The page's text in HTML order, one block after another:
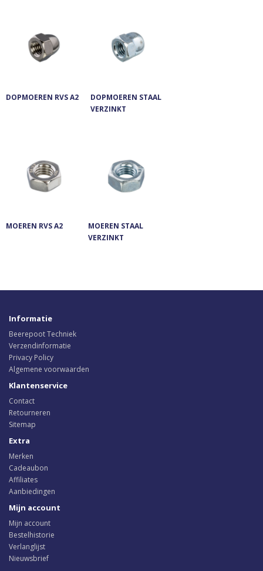
DOPMOEREN RVS A2
DOPMOEREN STAAL
VERZINKT
MOEREN RVS A2
MOEREN STAAL
VERZINKT
Informatie
Beerepoot Techniek
Verzendinformatie
Privacy Policy
Algemene voorwaarden
Klantenservice
Contact
Retourneren
Sitemap
Extra
Merken
Cadeaubon
Affiliates
Aanbiedingen
Mijn account
Mijn account
Bestelhistorie
Verlanglijst
Nieuwsbrief